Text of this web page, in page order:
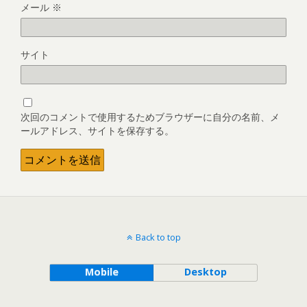
メール ※
サイト
次回のコメントで使用するためブラウザーに自分の名前、メ
ールアドレス、サイトを保存する。
Back to top
Mobile Desktop